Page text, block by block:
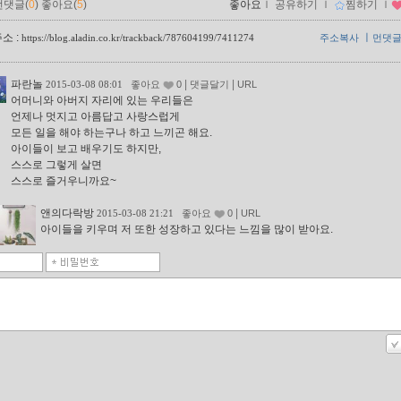
댓글(0) 좋아요(5) 좋아요 ｌ 공유하기 ｌ 찜하기 ｌ
소 : https://blog.aladin.co.kr/trackback/787604199/7411274 먼댓
주소복사
파란놀 2015-03-08 08:01 좋아요 0 댓글달기 URL
어머니와 아버지 자리에 있는 우리들은
언제나 멋지고 아름답고 사랑스럽게
모든 일을 해야 하는구나 하고 느끼곤 해요.
아이들이 보고 배우기도 하지만,
스스로 그렇게 살면
스스로 즐거우니까요~
앤의다락방 2015-03-08 21:21 좋아요 0 URL
아이들을 키우며 저 또한 성장하고 있다는 느낌을 많이 받아요.